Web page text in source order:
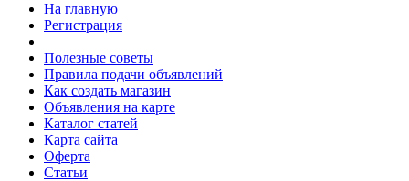
На главную
Регистрация
Полезные советы
Правила подачи объявлений
Как создать магазин
Объявления на карте
Каталог статей
Карта сайта
Оферта
Статьи